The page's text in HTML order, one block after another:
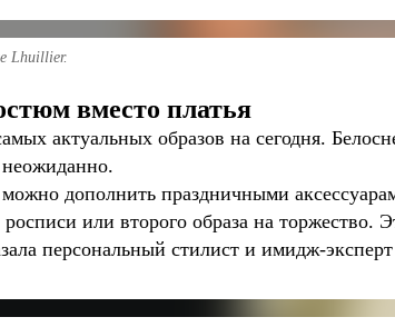
Lhuillier.
вместо платья
актуальных образов на сегодня.
неожиданно.
дополнить праздничными
росписи или второго образа на
персональный стилист и имидж-